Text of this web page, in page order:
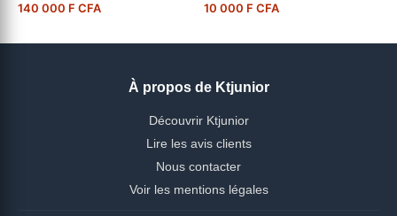
140 000 F CFA 10 000 F CFA
À propos de Ktjunior
Découvrir Ktjunior
Lire les avis clients
Nous contacter
Voir les mentions légales